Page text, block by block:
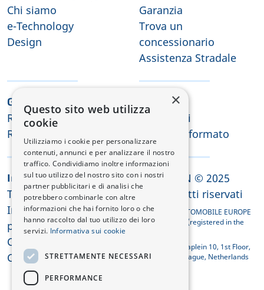
Chi siamo
e-Technology
Design
Garanzia
Trova un
concessionario
Assistenza Stradale
Guida e Offerte
Richiesta di Test Drive
Richiesta offerta
Contatti
Contattaci
Tienimi informato
Informazioni legali
Termini e condizioni
Informativa sulla
privacy
Cookie
Conformità REACH
CHANGAN © 2025
Tutti i diritti riservati
CHANGAN AUTOMOBILE EUROPE
HOLDING B.V. (registered in the
Koningin Julianaplein 10, 1st Floor,
2595 AA The Hague, Netherlands
×
Questo sito web utilizza
cookie
Utilizziamo i cookie per personalizzare
contenuti, annunci e per analizzare il nostro
traffico. Condividiamo inoltre informazioni
sul tuo utilizzo del nostro sito con i nostri
partner pubblicitari e di analisi che
potrebbero combinarle con altre
informazioni che hai fornito loro o che
hanno raccolto dal tuo utilizzo dei loro
servizi. Informativa sui cookie
STRETTAMENTE NECESSARI
PERFORMANCE